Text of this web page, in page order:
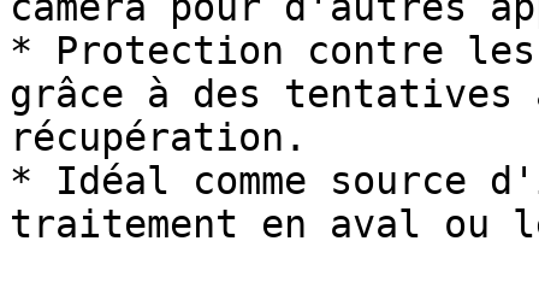
* Protection contre les
grâce à des tentatives
récupération.
* Idéal comme source
traitement en aval ou